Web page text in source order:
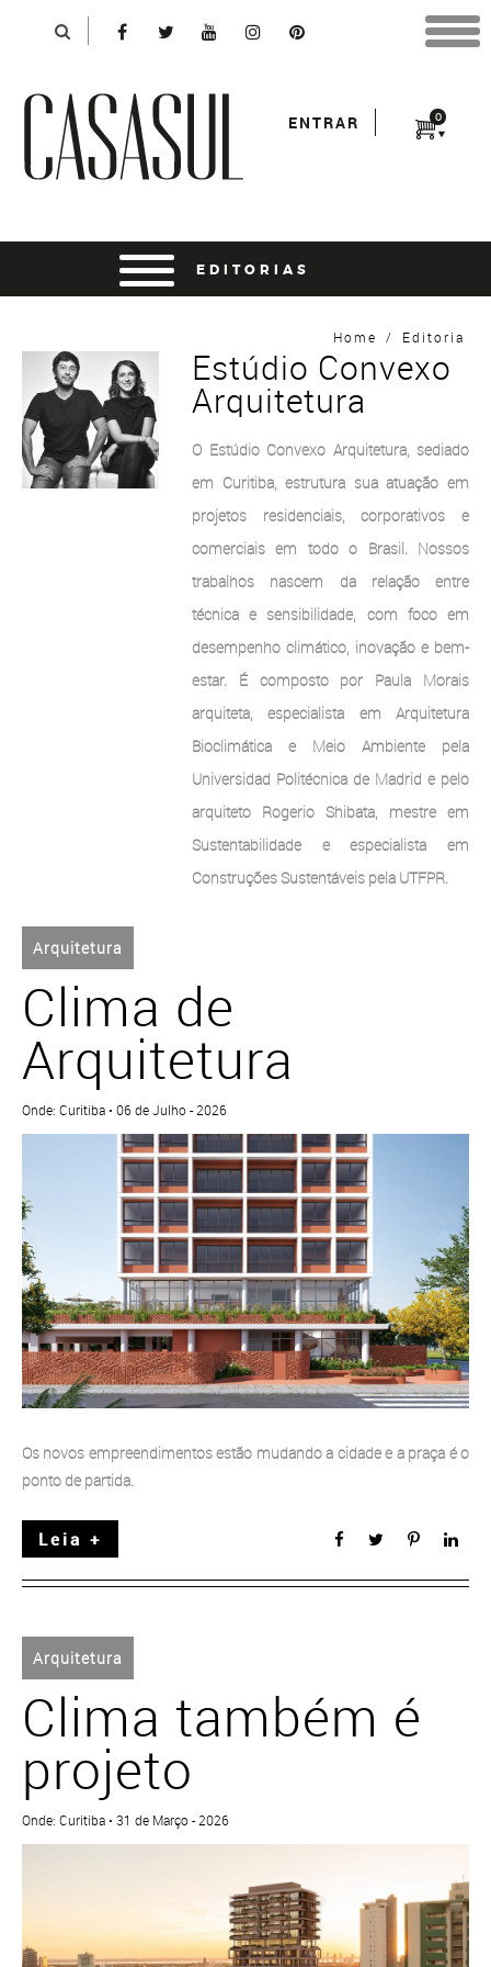
0
ENTRAR
Home / Editoria
Estúdio Convexo
Arquitetura
O Estúdio Convexo Arquitetura, sediado
em Curitiba, estrutura sua atuação em
projetos residenciais, corporativos e
comerciais em todo o Brasil. Nossos
trabalhos nascem da relação entre
técnica e sensibilidade, com foco em
desempenho climático, inovação e bem-
estar. É composto por Paula Morais
arquiteta, especialista em Arquitetura
Bioclimática e Meio Ambiente pela
Universidad Politécnica de Madrid e pelo
arquiteto Rogerio Shibata, mestre em
Sustentabilidade e especialista em
Construções Sustentáveis pela UTFPR.
Arquitetura
Clima de
Arquitetura
Onde: Curitiba • 06 de Julho - 2026
Os novos empreendimentos estão mudando a cidade e a praça é o
ponto de partida.
Leia +
Arquitetura
Clima também é
projeto
Onde: Curitiba • 31 de Março - 2026
*Para finalizar sua compra informe seu e-mail:
*Senha:
entrar usando o facebook